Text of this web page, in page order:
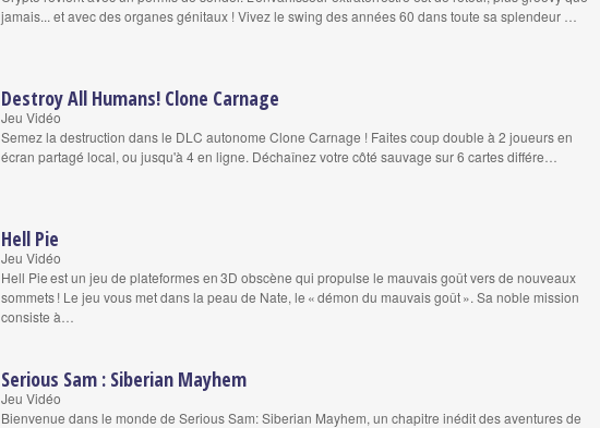
jamais... et avec des organes génitaux ! Vivez le swing des années 60 dans toute sa splendeur …
Destroy All Humans! Clone Carnage
Jeu Vidéo
Semez la destruction dans le DLC autonome Clone Carnage ! Faites coup double à 2 joueurs en
écran partagé local, ou jusqu'à 4 en ligne. Déchaînez votre côté sauvage sur 6 cartes différe…
Hell Pie
Jeu Vidéo
Hell Pie est un jeu de plateformes en 3D obscène qui propulse le mauvais goût vers de nouveaux
sommets ! Le jeu vous met dans la peau de Nate, le « démon du mauvais goût ». Sa noble mission
consiste à…
Serious Sam : Siberian Mayhem
Jeu Vidéo
Bienvenue dans le monde de Serious Sam: Siberian Mayhem, un chapitre inédit des aventures de